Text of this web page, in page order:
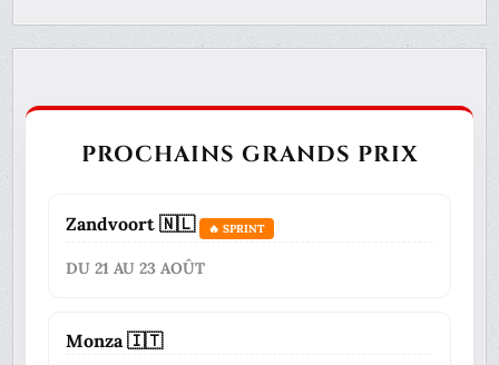
PROCHAINS GRANDS PRIX
Zandvoort 🇳🇱 🔥 SPRINT
DU 21 AU 23 AOÛT
Monza 🇮🇹